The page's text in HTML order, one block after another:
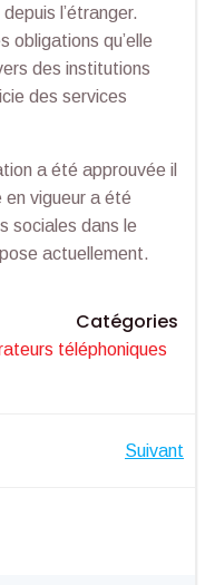
l’étranger.
obligations qu’elle
des institutions
des services
a été approuvée il
vigueur a été
sociales dans le
actuellement.
Catégories
téléphoniques
Suivant